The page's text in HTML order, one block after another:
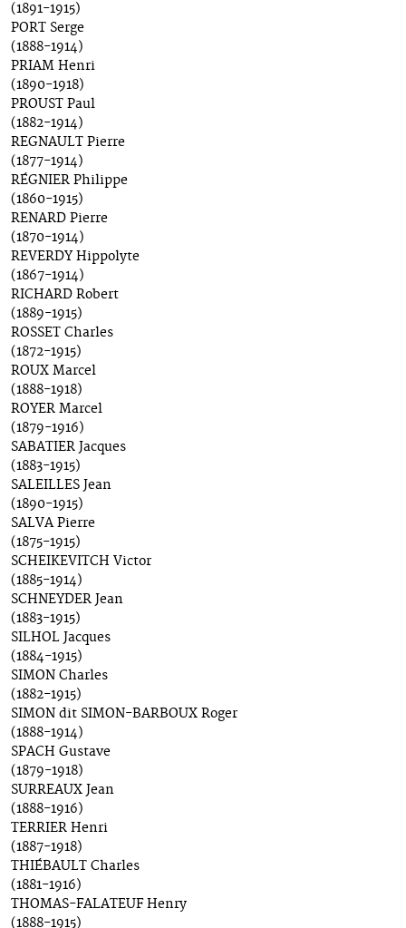
(1891-1915)
PORT Serge
(1888-1914)
PRIAM Henri
(1890-1918)
PROUST Paul
(1882-1914)
REGNAULT Pierre
(1877-1914)
RÉGNIER Philippe
(1860-1915)
RENARD Pierre
(1870-1914)
REVERDY Hippolyte
(1867-1914)
RICHARD Robert
(1889-1915)
ROSSET Charles
(1872-1915)
ROUX Marcel
(1888-1918)
ROYER Marcel
(1879-1916)
SABATIER Jacques
(1883-1915)
SALEILLES Jean
(1890-1915)
SALVA Pierre
(1875-1915)
SCHEIKEVITCH Victor
(1885-1914)
SCHNEYDER Jean
(1883-1915)
SILHOL Jacques
(1884-1915)
SIMON Charles
(1882-1915)
SIMON dit SIMON-BARBOUX Roger
(1888-1914)
SPACH Gustave
(1879-1918)
SURREAUX Jean
(1888-1916)
TERRIER Henri
(1887-1918)
THIÉBAULT Charles
(1881-1916)
THOMAS-FALATEUF Henry
(1888-1915)